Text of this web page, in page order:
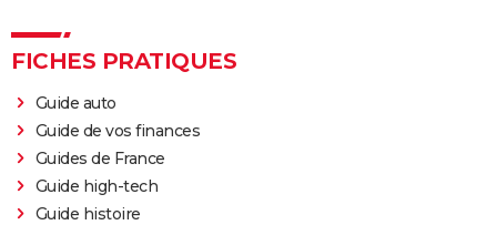
streaming, avis...
Slalom
Oh Canada : que vaut le film avec Richard Gere et
Jacob Elordi présenté au Festival de Cannes ?
FICHES PRATIQUES
Guide auto
Guide de vos finances
Guides de France
Guide high-tech
Guide histoire